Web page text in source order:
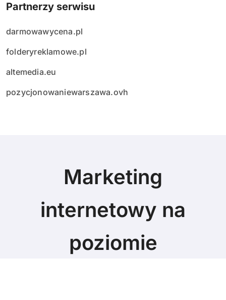
Partnerzy serwisu
darmowawycena.pl
folderyreklamowe.pl
altemedia.eu
pozycjonowaniewarszawa.ovh
Marketing
internetowy na
poziomie